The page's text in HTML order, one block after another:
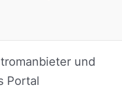
und
Portal